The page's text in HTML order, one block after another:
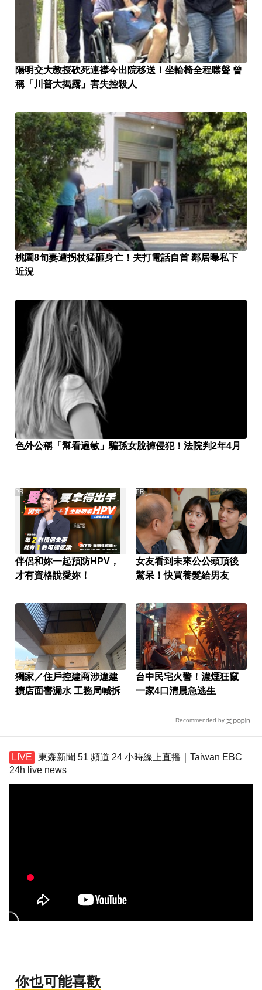
陽明交大教授砍死連襟今出院移送！坐輪椅全程噤聲 曾
稱「川普大揭露」害失控殺人
桃園8旬妻遭拐杖猛砸身亡！夫打電話自首 鄰居曝私下
近況
色外公稱「幫看過敏」騙孫女脫褲侵犯！法院判2年4月
伴侶和妳一起預防HPV，
才有資格說愛妳！
PR
女友看到未來公公頭頂後
驚呆！快買養髮給男友
PR
獨家／住戶控建商涉違建
擴店面害漏水 工務局喊拆
台中民宅火警！濃煙狂竄
一家4口清晨急逃生
Recommended by
東森新聞 51 頻道 24 小時線上直播｜Taiwan EBC
24h live news
你也可能喜歡